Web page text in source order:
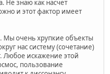
Не знаю как насчет
и этот фактор имеет
Мы очень хрупкие объекты
нас систему (сочетание)
Любое искажение этой
пользование